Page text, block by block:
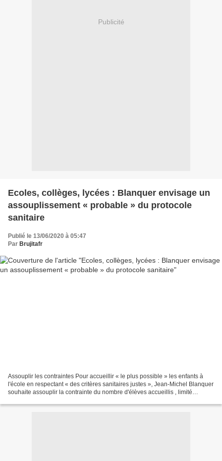
Publicité
Ecoles, collèges, lycées : Blanquer envisage un
assouplissement « probable » du protocole
sanitaire
Publié le 13/06/2020 à 05:47
Par Brujitafr
Assouplir les contraintes Pour accueillir « le plus possible » les enfants à
l'école en respectant « des critères sanitaires justes », Jean-Michel Blanquer
souhaite assouplir la contrainte du nombre d'élèves accueillis , limité